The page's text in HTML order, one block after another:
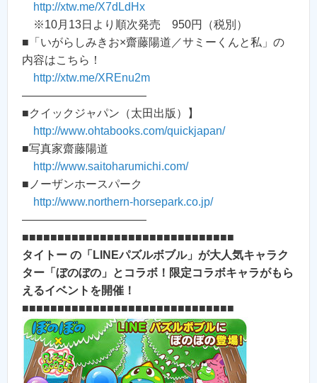
http://xtw.me/X7dLdHx
※10月13日より順次発売 950円（税別）
■「いがらしみきお×齋藤陽道／サミーくんと私」の
内容はこちら！
http://xtw.me/XREnu2m
———————————
■クイックジャパン（太田出版）】
http://www.ohtabooks.com/quickjapan/
■写真家齋藤陽道
http://www.saitoharumichi.com/
■ノーザンホースパーク
http://www.northern-horsepark.co.jp/
———————————
■■■■■■■■■■■■■■■■■■■■■■■■■■■■■■
タイトー の「LINEパズルボブル」が大人気キャラク
ター「ぼのぼの」とコラボ！限定コラボキャラがもら
えるイベントを開催！
■■■■■■■■■■■■■■■■■■■■■■■■■■■■■■